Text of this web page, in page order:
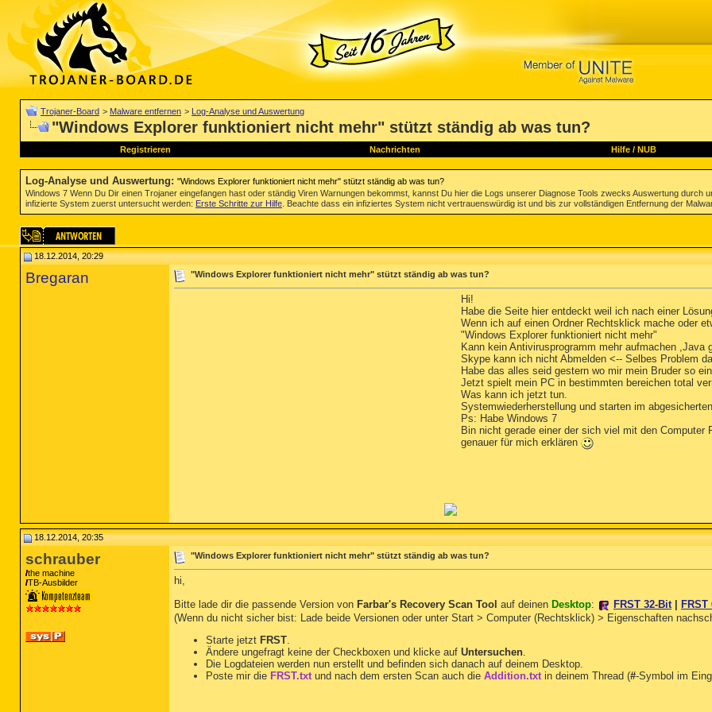
Trojaner-Board > Malware entfernen > Log-Analyse und Auswertung
"Windows Explorer funktioniert nicht mehr" stützt ständig ab was tun?
Registrieren Nachrichten Hilfe/ NUB
Log-Analyse und Auswertung: "Windows Explorer funktioniert nicht mehr" stützt ständig ab was tun?
Windows 7 Wenn Du Dir einen Trojaner eingefangen hast oder ständig Viren Warnungen bekommst, kannst Du hier die Logs unserer Diagnose Tools zwecks Auswertung
infizierte System zuerst untersucht werden: Erste Schritte zur Hilfe . Beachte dass ein infiziertes System nicht vertrauenswürdig ist und bis zur vollständigen Entfernung der
18.12.2014, 20:29
Bregaran "Windows Explorer funktioniert nicht mehr" stützt ständig ab was tun?
Hi!
Habe die Seite hier entdeckt weil ich nach einer
Wenn ich auf einen Ordner Rechtsklick mache oder
"Windows Explorer funktioniert nicht mehr"
Kann kein Antivirusprogramm mehr aufmachen ,Java
Skype kann ich nicht Abmelden <-- Selbes Problem
Habe das alles seid gestern wo mir mein Bruder so
Jetzt spielt mein PC in bestimmten bereichen total
Was kann ich jetzt tun.
Systemwiederherstellung und starten im
Ps: Habe Windows 7
Bin nicht gerade einer der sich viel mit den
genauer für mich erklären
18.12.2014, 20:35
schrauber
the machine
TB-Ausbilder
"Windows Explorer funktioniert nicht mehr" stützt ständig ab was tun?
hi,
Bitte lade dir die passende Version von Farbar's Recovery Scan Tool auf deinen Desktop: FRST 32-Bit
FRST
(Wenn du nicht sicher bist: Lade beide Versionen oder unter Start > Computer (Rechtsklick) > Eigenschaften
Starte jetzt FRST.
Ändere ungefragt keine der Checkboxen und klicke auf Untersuchen.
Die Logdateien werden nun erstellt und befinden sich danach auf deinem Desktop.
Poste mir die FRST.txtund nach dem ersten Scan auch die Addition.txtin deinem Thread (#-Symbol im